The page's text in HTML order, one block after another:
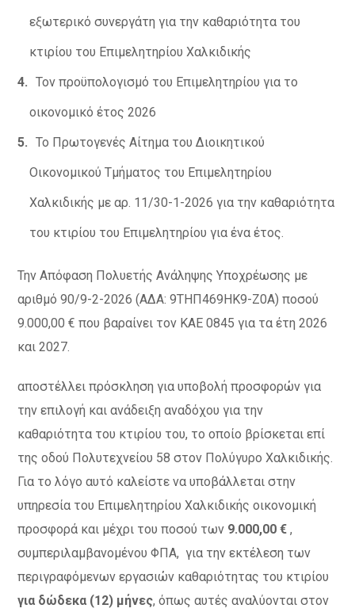
εξωτερικό συνεργάτη για την καθαριότητα του
κτιρίου του Επιμελητηρίου Χαλκιδικής
Τον προϋπολογισμό του Επιμελητηρίου για το
οικονομικό έτος 2026
Το Πρωτογενές Αίτημα του Διοικητικού
Οικονομικού Τμήματος του Επιμελητηρίου
Χαλκιδικής με αρ. 11/30-1-2026 για την καθαριότητα
του κτιρίου του Επιμελητηρίου για ένα έτος.
Την Απόφαση Πολυετής Ανάληψης Υποχρέωσης με
αριθμό 90/9-2-2026 (ΑΔΑ: 9ΤΗΠ469ΗΚ9-Ζ0Α) ποσού
9.000,00 € που βαραίνει τον ΚΑΕ 0845 για τα έτη 2026
και 2027.
αποστέλλει πρόσκληση για υποβολή προσφορών για
την επιλογή και ανάδειξη αναδόχου για την
καθαριότητα του κτιρίου του, το οποίο βρίσκεται επί
της οδού Πολυτεχνείου 58 στον Πολύγυρο Χαλκιδικής.
Για το λόγο αυτό καλείστε να υποβάλλεται στην
υπηρεσία του Επιμελητηρίου Χαλκιδικής οικονομική
προσφορά και μέχρι του ποσού των 9.000,00 € ,
συμπεριλαμβανομένου ΦΠΑ, για την εκτέλεση των
περιγραφόμενων εργασιών καθαριότητας του κτιρίου
για δώδεκα (12) μήνες, όπως αυτές αναλύονται στον